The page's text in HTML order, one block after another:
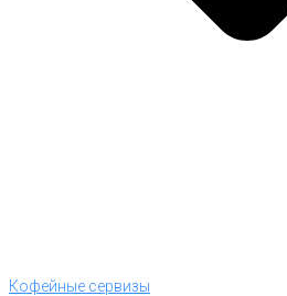
Кофейные сервизы